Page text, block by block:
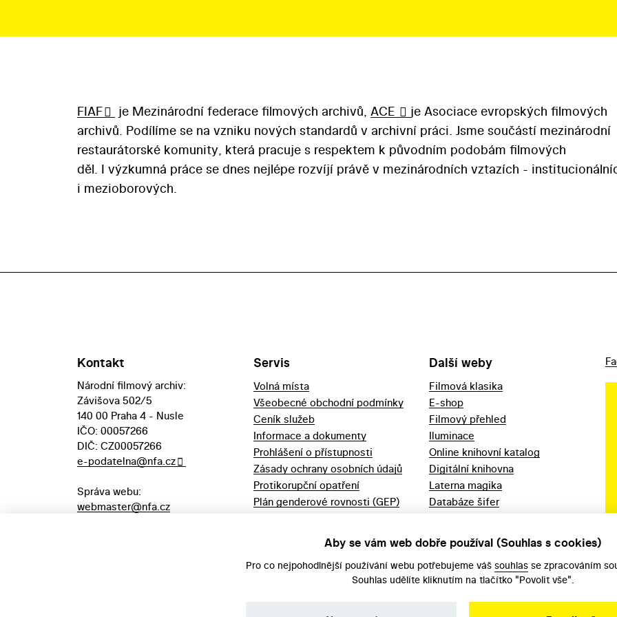
FIAF je Mezinárodní federace filmových archivů, ACE
je Asociace evropských filmových
archivů. Podílíme se na vzniku nových standardů v archivní práci. Jsme součástí mezinárodní
restaurátorské komunity, která pracuje s respektem k původním podobám filmových
děl. I výzkumná práce se dnes nejlépe rozvíjí právě v mezinárodních vztazích -
i mezioborových.
Kontakt
Národní filmový archiv:
Závišova 502/5
140 00 Praha 4 - Nusle
IČO: 00057266
DIČ: CZ00057266
e-podatelna@nfa.cz
Správa webu:
webmaster@nfa.cz
Servis
Volná místa
Všeobecné obchodní podmínky
Ceník služeb
Informace a dokumenty
Prohlášení o přístupnosti
Zásady ochrany osobních údajů
Protikorupční opatření
Plán genderové rovnosti (GEP)
Další weby
Filmová klasika
E-shop
Filmový přehled
Iluminace
Online knihovní katalog
Digitální knihovna
Laterna magika
Databáze šifer
Aby se vám web dobře používal (Souhlas s cookies)
Pro co nejpohodlnější používání webu potřebujeme váš souhlas se zpracováním
Souhlas udělíte kliknutím na tlačítko "Povolit vše".